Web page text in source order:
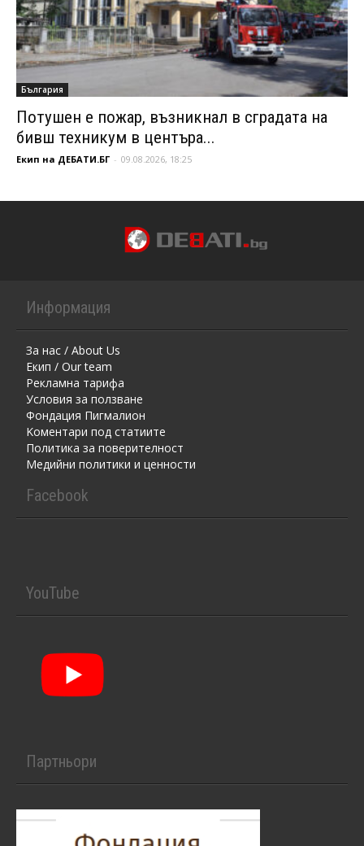
България
Потушен е пожар, възникнал в сградата на
бивш техникум в центъра...
Екип на ДЕБАТИ.БГ - 09.08.2026, 18:25
Информация
За нас / About Us
Екип / Our team
Рекламна тарифа
Условия за ползване
Фондация Пигмалион
Kоментaри под статиите
Политика за поверителност
Медийни политики и ценности
Facebook
YouTube
Партньори